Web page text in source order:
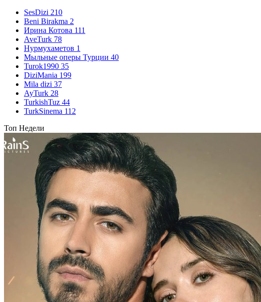
SesDizi 210
Beni Birakma 2
Ирина Котова 111
AveTurk 78
Нурмухаметов 1
Мыльные оперы Турции 40
Turok1990 35
DiziMania 199
Mila dizi 37
AyTurk 28
TurkishTuz 44
TurkSinema 112
Топ Недели